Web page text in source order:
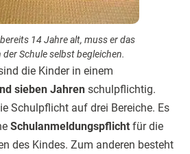
14 Jahre alt, muss er das
Schule selbst begleichen.
die Kinder in einem
sieben Jahren schulpflichtig.
Schulpflicht auf drei Bereiche. Es
Schulanmeldungspflicht für die
des Kindes. Zum anderen besteht